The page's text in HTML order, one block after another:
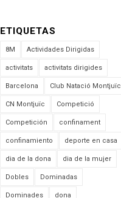
ETIQUETAS
8M Actividades Dirigidas
activitats activitats dirigides
Barcelona Club Natació Montjuïc
CN Montjuïc Competició
Competición confinament
confinamiento deporte en casa
dia de la dona dia de la mujer
Dobles Dominadas
Dominades dona